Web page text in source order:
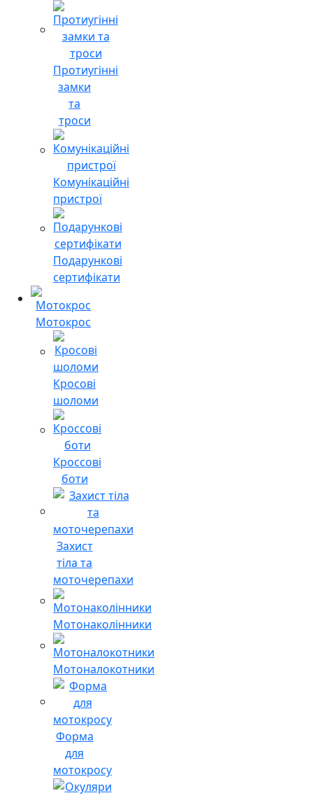
Протиугінні
замки
та
троси
Комунікаційні
пристрої
Подарункові
сертифікати
Мотокрос
Кросові
шоломи
Кроссові
боти
Захист
тіла та
моточерепахи
Мотонаколінники
Мотоналокотники
Форма
для
мотокросу